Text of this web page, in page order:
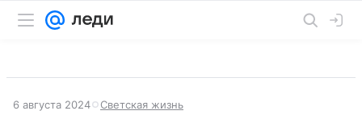
6 августа 2024 Светская жизнь